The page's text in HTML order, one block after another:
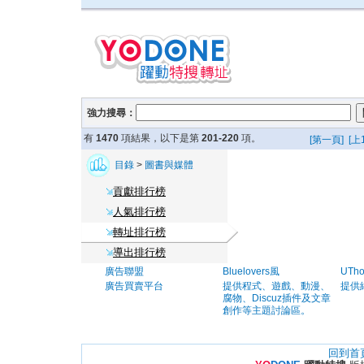
強力搜尋：
有 1470 項結果，以下是第 201-220 項。 [第一頁] [上
目錄 > 圖書與媒體
貢獻排行榜
人氣排行榜
轉址排行榜
導出排行榜
廣告聯盟
廣告買賣平台
Bluelovers風
提供程式、遊戲、動漫、
腐物、Discuz插件及文章
創作等主題討論區。
提供
回到首